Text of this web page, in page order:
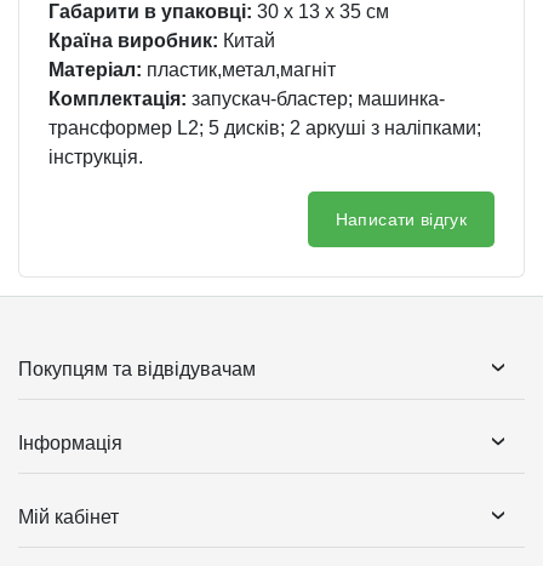
Габарити в упаковці: 30 x 13 x 35 см
Країна виробник: Китай
Матеріал: пластик,метал,магніт
Комплектація: запускач-бластер; машинка-
трансформер L2; 5 дисків; 2 аркуші з наліпками;
інструкція.
Написати відгук
Покупцям та відвідувачам
Інформація
Мій кабінет